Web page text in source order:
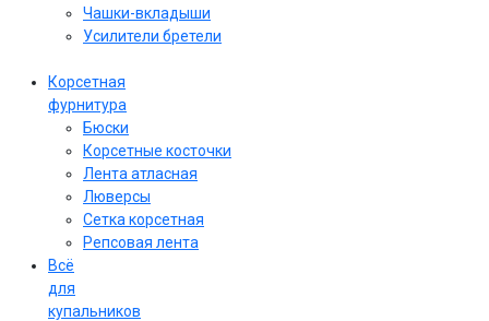
Чашки-вкладыши
Усилители бретели
Корсетная
фурнитура
Бюски
Корсетные косточки
Лента атласная
Люверсы
Сетка корсетная
Репсовая лента
Всё
для
купальников